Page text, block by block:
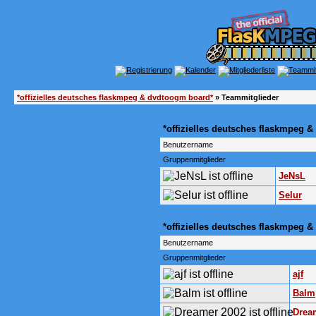
*offizielles deutsches flaskmpeg & dvdtoogm board*» Teammitglieder
*offizielles deutsches flaskmpeg
Benutzername
Gruppenmitglieder
JeNsL
Selur
*offizielles deutsches flaskmpeg
Benutzername
Gruppenmitglieder
ajf
Balm